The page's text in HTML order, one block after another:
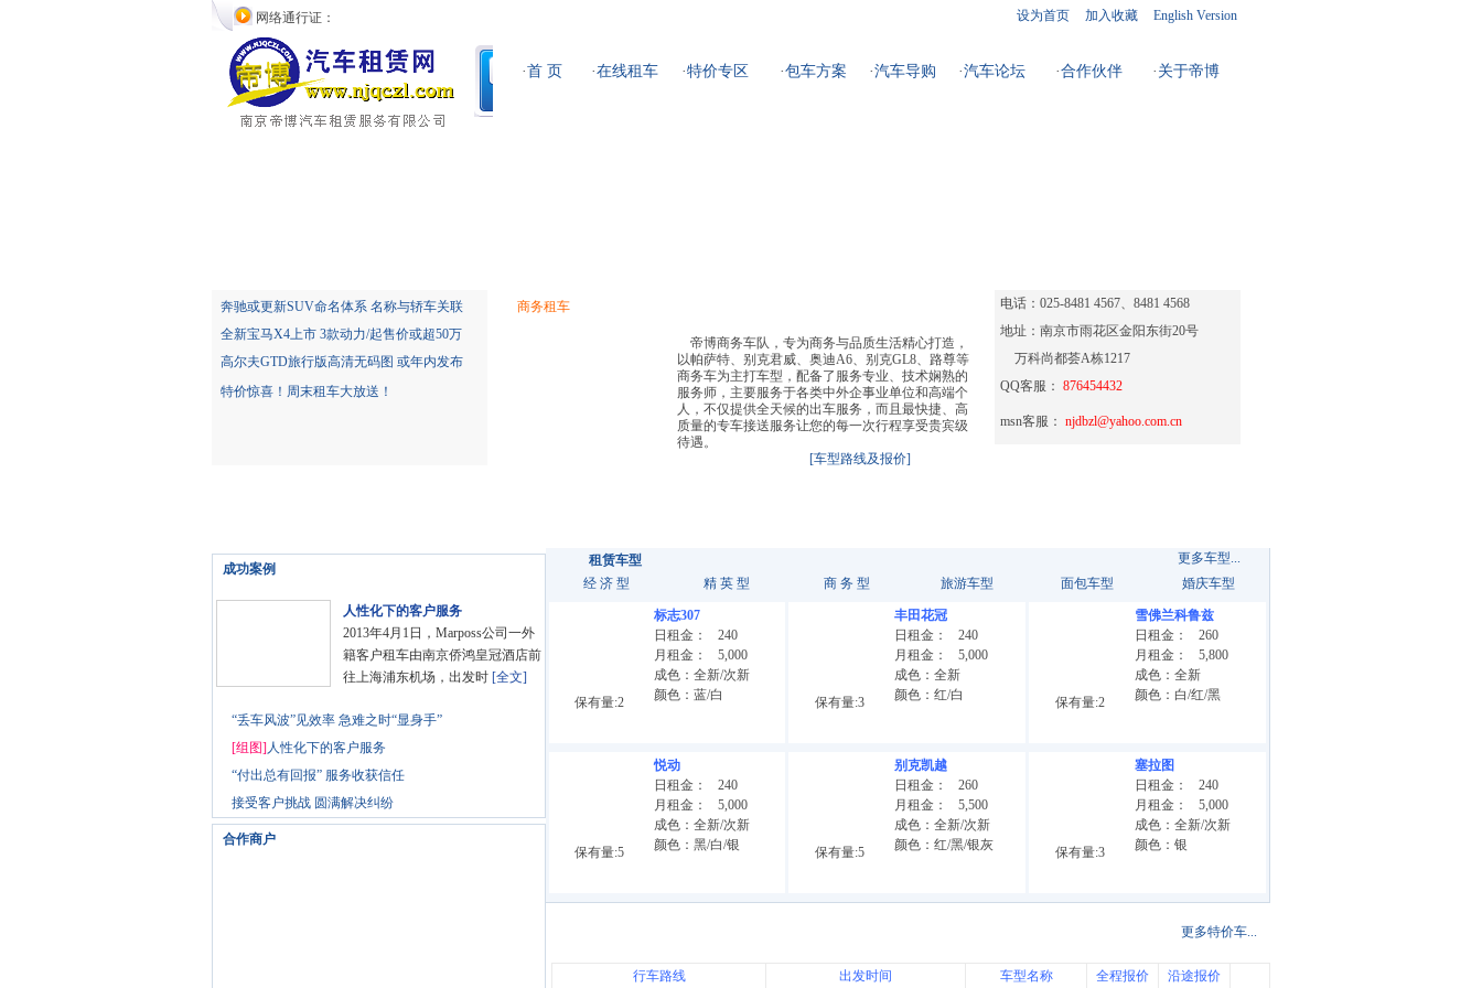
网络通行证： 设为首页 加入收藏 English Version
·首 页 ·在线租车 ·特价专区 ·包车方案 ·汽车导购 ·汽车论坛 ·合作伙伴 · 关于帝博
奔驰或更新SUV命名体系 名称与轿车关联
全新宝马X4上市 3款动力/起售价或超50万
商务租车
帝博商务车队，专为商务与品质生活精心打造，
以帕萨特、别克君威、奥迪A6、别克GL8、路尊等
商务车为主打车型，配备了服务专业、技术娴熟的
服务师，主要服务于各类中外企事业单位和高端个
人，不仅提供全天候的出车服务，而且最快捷、高
质量的专车接送服务让您的每一次行程享受贵宾级
待遇。
[车型路线及报价]
电话：025-8481 4567、8481 4568
地址：南京市雨花区金阳东街20号
万科尚都荟A栋1217
QQ客服： 876454432
msn客服： njdbzl@yahoo.com.cn
成功案例
人性化下的客户服务
2013年4月1日，Marposs公司一外
籍客户租车由南京侨鸿皇冠酒店前
往上海浦东机场，出发时 [全文]
“丢车风波”见效率 急难之时“显身手”
[组图] 人性化下的客户服务
“付出总有回报” 服务收获信任
接受客户挑战 圆满解决纠纷
合作商户
租赁车型
更多车型...
经 济 型
精 英 型 商 务 型 旅游车型 面包车型 婚庆车型
保有量:2
标志307
日租金：
240
月租金：
5,000
成色：全新/次新
颜色：蓝/白
保有量:3
丰田花冠
日租金：
240
月租金：
5,000
成色：全新
颜色：红/白
保有量:2
雪佛兰科鲁兹
日租金：
260
月租金：
5,800
成色：全新
颜色：白/红/黑
保有量:5
悦动
日租金：
240
月租金：
5,000
成色：全新/次新
颜色：黑/白/银
保有量:5
别克凯越
日租金：
260
月租金：
5,500
成色：全新/次新
颜色：红/黑/银灰
保有量:3
塞拉图
日租金：
240
月租金：
5,000
成色：全新/次新
颜色：银
更多特价车...
行车路线 出发时间 车型名称 全程报价 沿途报价